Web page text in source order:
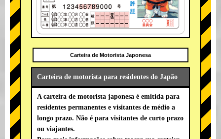
Carteira de Motorista Japonesa
Carteira de motorista para residentes do Japão
A carteira de motorista japonesa é emitida para
residentes permanentes e visitantes de médio a
longo prazo. Não é para visitantes de curto prazo
ou viajantes.